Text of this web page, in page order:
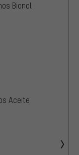
Bionol
Aceite